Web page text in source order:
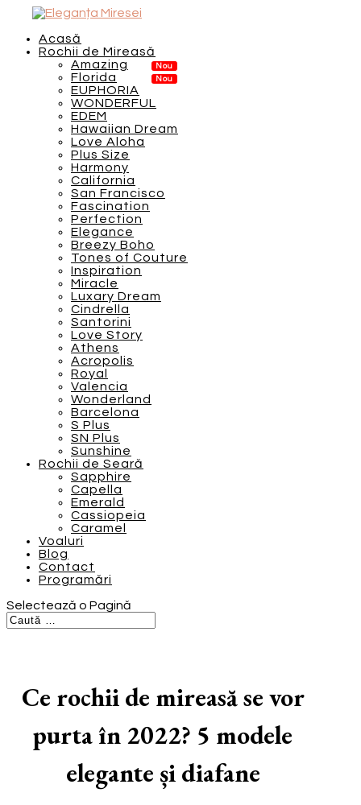
Acasă
Rochii de Mireasă
Amazing
Florida
EUPHORIA
WONDERFUL
EDEM
Hawaiian Dream
Love Aloha
Plus Size
Harmony
California
San Francisco
Fascination
Perfection
Elegance
Breezy Boho
Tones of Couture
Inspiration
Miracle
Luxary Dream
Cindrella
Santorini
Love Story
Athens
Acropolis
Royal
Valencia
Wonderland
Barcelona
S Plus
SN Plus
Sunshine
Rochii de Seară
Sapphire
Capella
Emerald
Cassiopeia
Caramel
Voaluri
Blog
Contact
Programări
Selectează o Pagină
Ce rochii de mireasă se vor
purta în 2022? 5 modele
elegante și diafane